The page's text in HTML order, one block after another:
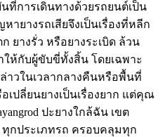
การเดินทางด้วยรถยนต์เป็น
ยางรถเสียจึงเป็นเรื่องที่หลีก
ยางรั่ว หรือยางระเบิด ล้วน
ให้กับผู้ขับขี่ทั้งสิ้น โดยเฉพาะ
าวในเวลากลางคืนหรือพื้นที่
ปลี่ยนยางเป็นเรื่องยาก แต่คุณ
ปะยางใกล้ฉัน เขต
ทุกประเภทรถ ครอบคลุมทุก